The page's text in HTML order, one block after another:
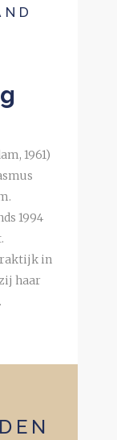
1961)
1994
in
haar